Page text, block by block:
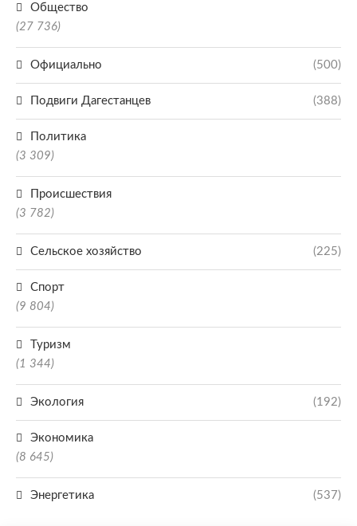
Общество
(27 736)
Официально (500)
Подвиги Дагестанцев (388)
Политика
(3 309)
Происшествия
(3 782)
Сельское хозяйство (225)
Спорт
(9 804)
Туризм
(1 344)
Экология (192)
Экономика
(8 645)
Энергетика (537)